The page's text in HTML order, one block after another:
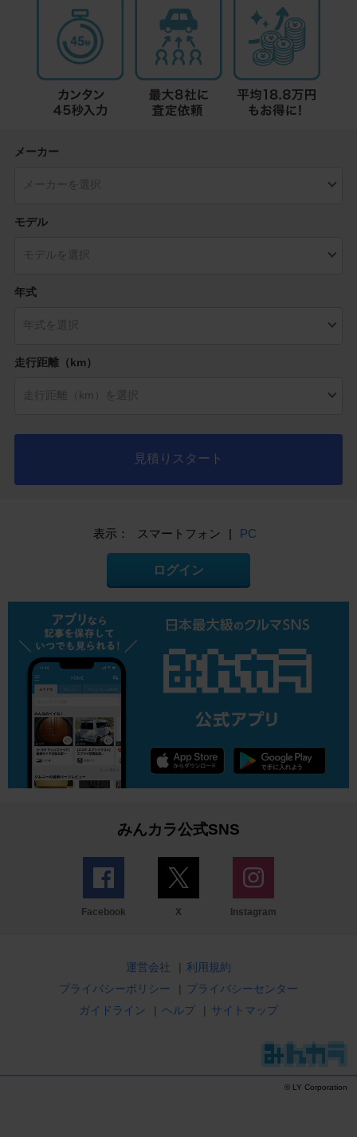
メーカー
モデル
年式
走行距離（km）
見積りスタート
表示： スマートフォン | PC
ログイン
みんカラ公式SNS
Facebook X Instagram
運営会社 | 利用規約
プライバシーポリシー
| プライバシーセンター
ガイドライン
| ヘルプ | サイトマップ
© LY Corporation